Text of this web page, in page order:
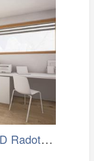
csukas.com_RD Radotin_020.jpg